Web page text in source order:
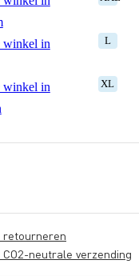
winkel in
L
winkel in
XL
retourneren
CO2-neutrale verzending